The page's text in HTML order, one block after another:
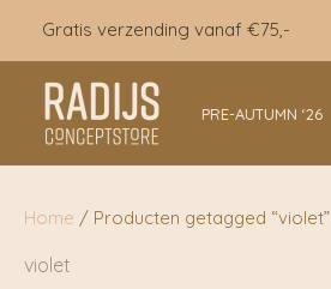
inhoud
Gratis verzending vanaf €75,-
PRE-AUTUMN ‘26
Home / Producten getagged “violet”
violet